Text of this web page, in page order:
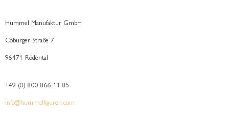
Hummel Manufaktur GmbH
Coburger Straße 7
96471 Rödental
+49 (0) 800 866 11 85
info@hummelfiguren.com